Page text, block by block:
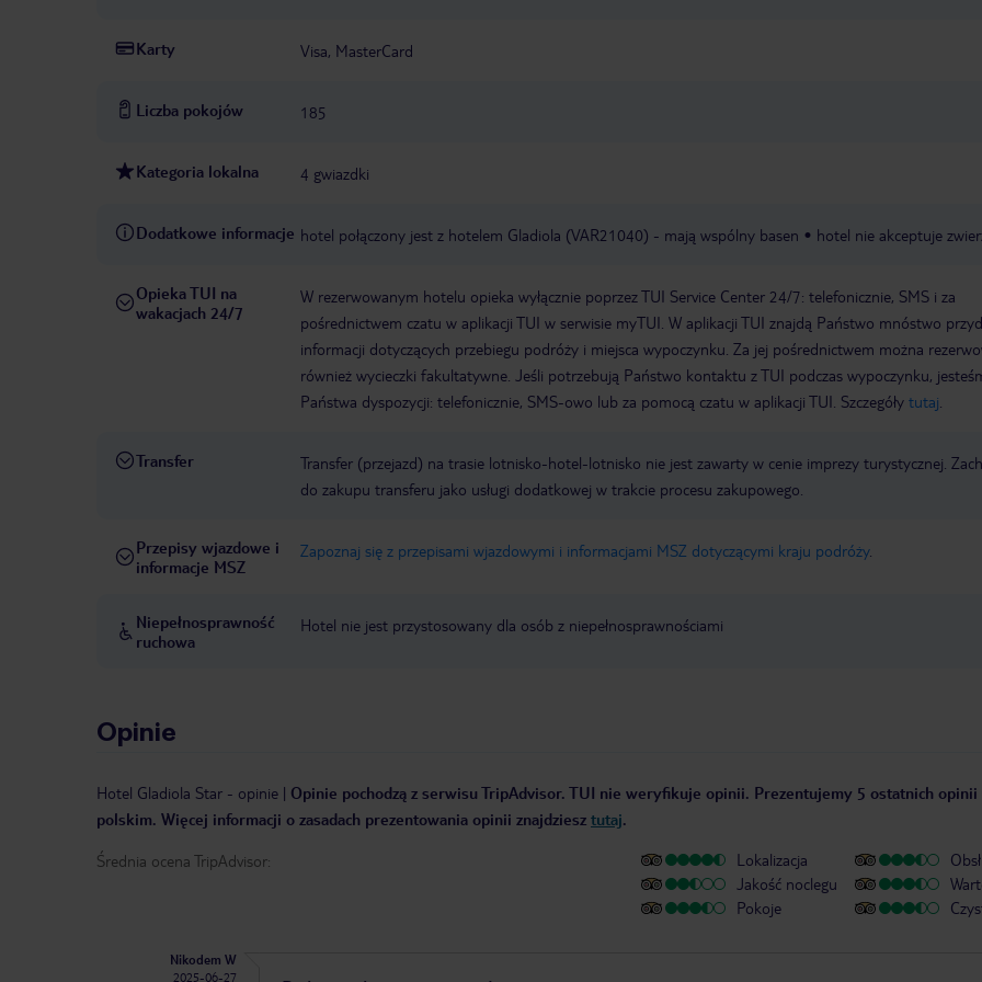
Karty Visa, MasterCard
Liczba pokojów 185
Kategoria lokalna 4 gwiazdki
Dodatkowe informacje hotel połączony jest z hotelem Gladiola (VAR21040) - mają wspólny basen hotel nie akceptuje
Opieka TUI na
wakacjach 24/7
W rezerwowanym hotelu opieka wyłącznie poprzez TUI Service Center 24/7: telefonicznie, SMS i za
pośrednictwem czatu w aplikacji TUI w serwisie myTUI. W aplikacji TUI znajdą Państwo mnóstwo
informacji dotyczących przebiegu podróży i miejsca wypoczynku. Za jej pośrednictwem można
również wycieczki fakultatywne. Jeśli potrzebują Państwo kontaktu z TUI podczas wypoczynku,
Państwa dyspozycji: telefonicznie, SMS-owo lub za pomocą czatu w aplikacji TUI. Szczegóły tutaj
Transfer
Transfer (przejazd) na trasie lotnisko-hotel-lotnisko nie jest zawarty w cenie imprezy turystycznej.
do zakupu transferu jako usługi dodatkowej w trakcie procesu zakupowego.
Przepisy wjazdowe i
informacje MSZ
Zapoznaj się z przepisami wjazdowymi i informacjami MSZ dotyczącymi kraju podróży.
Niepełnosprawność
ruchowa
Hotel nie jest przystosowany dla osób z niepełnosprawnościami
Opinie
Hotel Gladiola Star - opinie | Opinie pochodzą z serwisu TripAdvisor. TUI nie weryfikuje opinii. Prezentujemy 5 ostatnich opinii
polskim. Więcej informacji o zasadach prezentowania opinii znajdziesz tutaj.
Średnia ocena TripAdvisor:
Lokalizacja
Jakość noclegu
Pokoje
Nikodem W
2025-06-27